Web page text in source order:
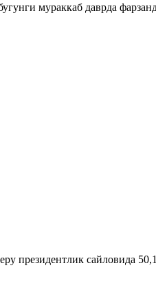
мураккаб даврда
президентлик сайловида